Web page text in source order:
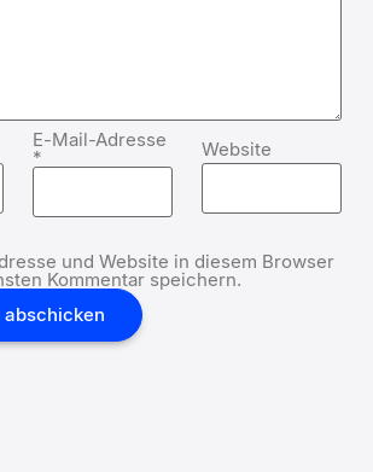
E-Mail-Adresse
* Website
und Website in diesem Browser
Kommentar speichern.